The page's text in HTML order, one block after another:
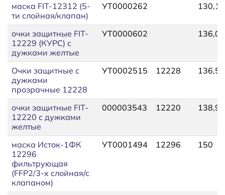
маска FIT-12312 (5-
ти слойная/клапан)
УТ0000262 130,13
очки защитные FIT-
12229 (КУРС) с
дужками желтые
УТ0000602 136,04
Очки защитные с
дужками
прозрачные 12228
УТ0002515 12228 136,53
очки защитные FIT-
12220 с дужками
желтые
000003543 12220 138,99
маска Исток-1ФК
12296
фильтрующая
(FFP2/3-х слойная/с
клапаном)
УТ0001494 12296 150